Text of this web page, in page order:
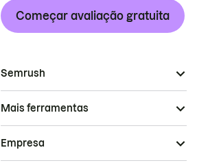
Começar avaliação gratuita
Semrush
Mais ferramentas
Empresa